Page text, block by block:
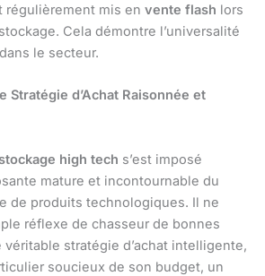
régulièrement mis en vente flash lors
Cela démontre l’universalité
le secteur.
Stratégie d’Achat Raisonnée et
high tech s’est imposé
mature et incontournable du
de produits technologiques. Il ne
réflexe de chasseur de bonnes
véritable stratégie d’achat intelligente,
soucieux de son budget, un